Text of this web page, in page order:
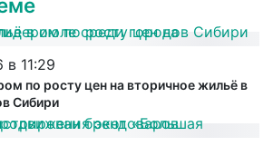
в 11:29
по росту цен на вторичное жильё в
Сибири